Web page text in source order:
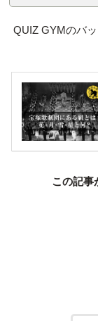
QUIZ GYMのバ
この記事